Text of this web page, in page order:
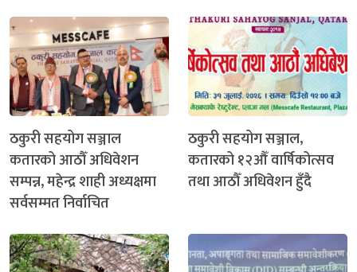
ठकुरी सहयोग सञ्जाल
कतारको आठौँ अधिवेशन
सम्पन्न, महेन्द्र शाही अध्यक्षमा
सर्वसम्मत निर्वाचित
ठकुरी सहयोग सञ्जाल,
कतारको १२औँ वार्षिकोत्सव
तथा आठौँ अधिवेशन हुँदै